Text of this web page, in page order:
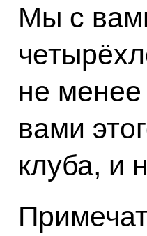
Мы с
не
вами
клуба, и